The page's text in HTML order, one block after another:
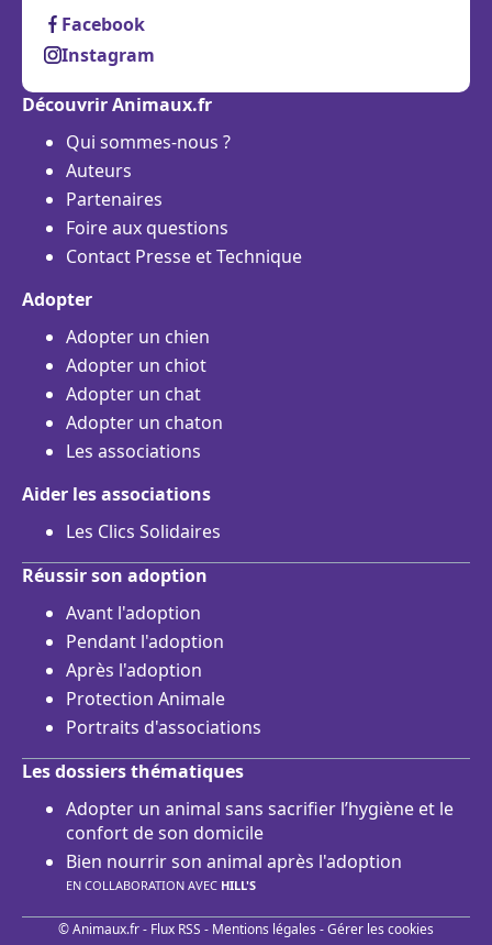
Facebook
Instagram
Découvrir Animaux.fr
Qui sommes-nous ?
Auteurs
Partenaires
Foire aux questions
Contact Presse et Technique
Adopter
Adopter un chien
Adopter un chiot
Adopter un chat
Adopter un chaton
Les associations
Aider les associations
Les Clics Solidaires
Réussir son adoption
Avant l'adoption
Pendant l'adoption
Après l'adoption
Protection Animale
Portraits d'associations
Les dossiers thématiques
Adopter un animal sans sacrifier l’hygiène et le
confort de son domicile
Bien nourrir son animal après l'adoption
EN COLLABORATION AVEC HILL'S
© Animaux.fr - Flux RSS - Mentions légales -Gérer les cookies